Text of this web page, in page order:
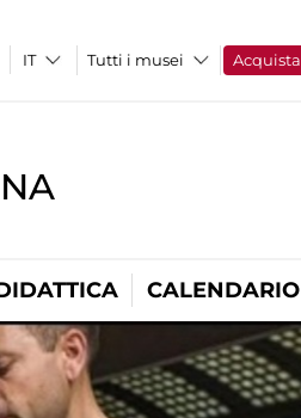
Tutti i musei Acquista
CALENDARIO